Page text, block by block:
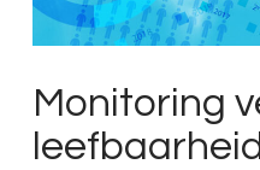
Monitoring